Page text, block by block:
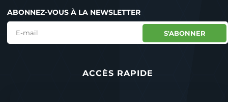
ABONNEZ-VOUS À LA NEWSLETTER
S'ABONNER
ACCÈS RAPIDE